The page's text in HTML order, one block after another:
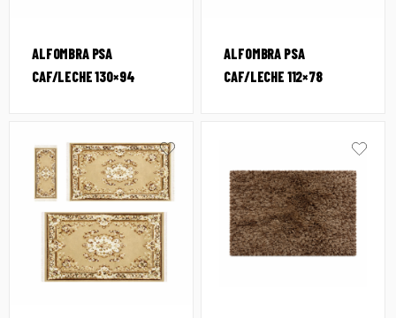
ALFOMBRA PSA
CAF/LECHE 130×94
ALFOMBRA PSA
CAF/LECHE 112×78